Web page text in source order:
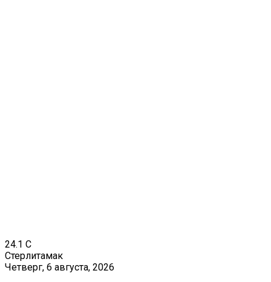
24.1 C
Стерлитамак
Четверг, 6 августа, 2026